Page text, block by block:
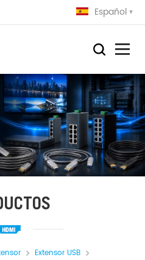
Español
Extensor USB